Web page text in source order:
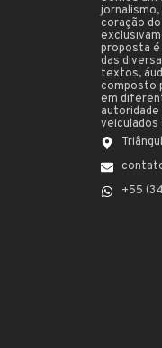
jornalismo,
coração
proposta
das
textos,
composto
em
veiculados
+55